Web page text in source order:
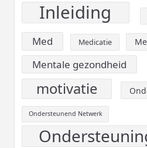
Inleiding
Med Medicatie
Mentale gezondheid
motivatie
Ondersteunend Netwerk